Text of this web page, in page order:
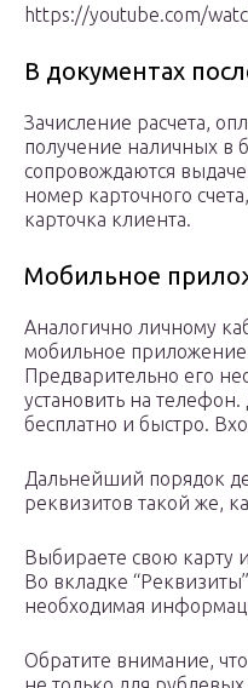
https://youtube.com/
В документах
Зачисление расчета,
получение наличных в
сопровождаются
номер карточного
карточка клиента.
Мобильное
Аналогично личному
мобильное приложение
Предварительно его
установить на телефон.
бесплатно и быстро.
Дальнейший порядок
реквизитов такой же,
Выбираете свою карту
Во вкладке
необходимая
Обратите внимание,